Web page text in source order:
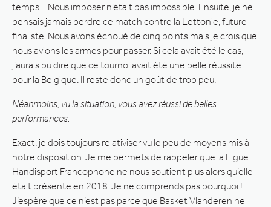
temps… Nous imposer n’était pas impossible. Ensuite, je ne
pensais jamais perdre ce match contre la Lettonie, future
finaliste. Nous avons échoué de cinq points mais je crois que
nous avions les armes pour passer. Si cela avait été le cas,
j’aurais pu dire que ce tournoi avait été une belle réussite
pour la Belgique. Il reste donc un goût de trop peu.
Néanmoins, vu la situation, vous avez réussi de belles
performances.
Exact, je dois toujours relativiser vu le peu de moyens mis à
notre disposition. Je me permets de rappeler que la Ligue
Handisport Francophone ne nous soutient plus alors qu’elle
était présente en 2018. Je ne comprends pas pourquoi !
J’espère que ce n’est pas parce que Basket Vlanderen ne